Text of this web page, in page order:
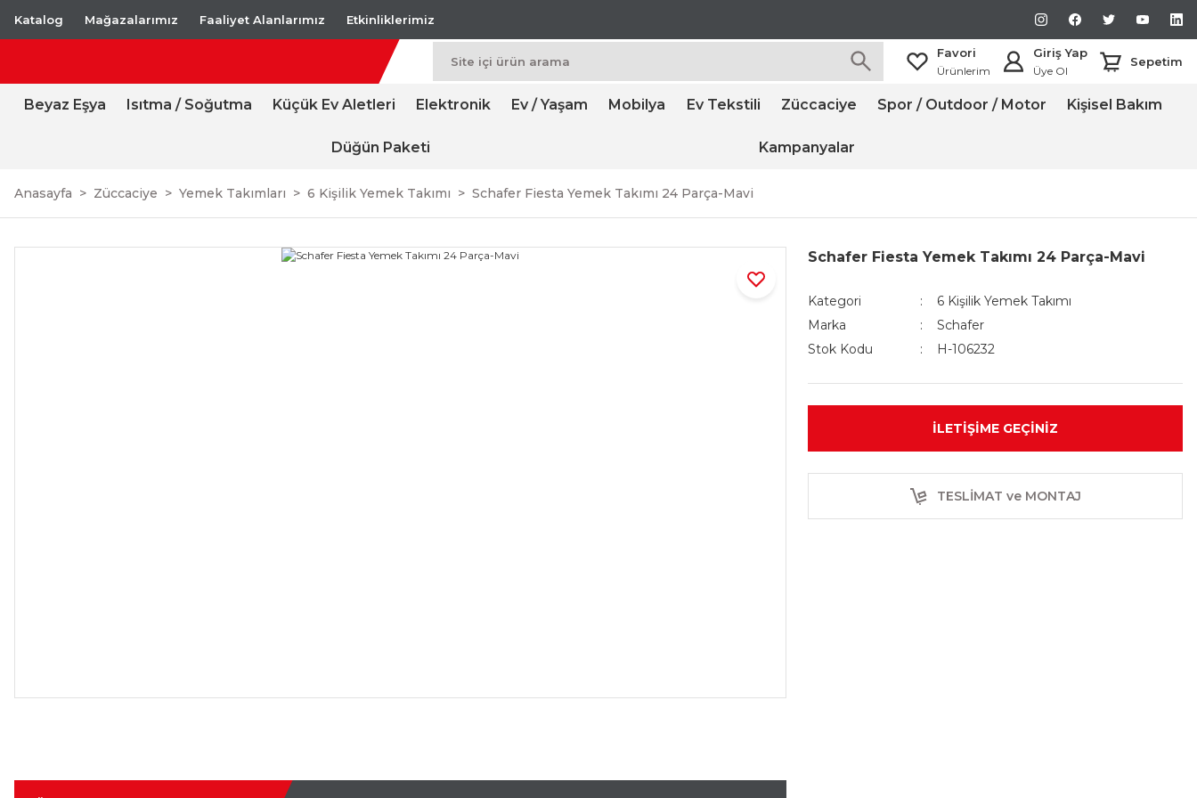
Katalog Mağazalarımız Faaliyet Alanlarımız Etkinliklerimiz
Favori
Ürünlerim
Giriş Yap
Üye Ol
Sepetim
Beyaz Eşya Isıtma / Soğutma Küçük Ev Aletleri Elektronik Ev / Yaşam Mobilya Ev Tekstili Züccaciye Spor / Outdoor / Motor Kişisel Bakım
Düğün Paketi Kampanyalar
Anasayfa Züccaciye Yemek Takımları 6 Kişilik Yemek Takımı Schafer Fiesta Yemek Takımı 24 Parça-Mavi
Schafer Fiesta Yemek Takımı 24 Parça-Mavi
Kategori
6 Kişilik Yemek Takımı
Marka
Schafer
Stok Kodu
H-106232
İLETIŞIME GEÇINIZ
TESLİMAT ve MONTAJ